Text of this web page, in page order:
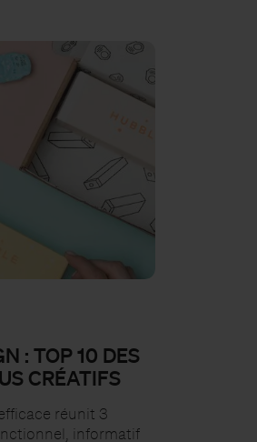
: TOP 10 DES
CRÉATIFS
réunit 3
informatif